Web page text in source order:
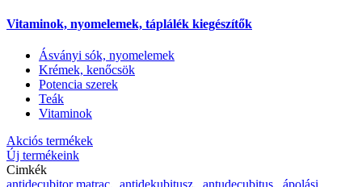
Vitaminok, nyomelemek, táplálék kiegészítők
Ásványi sók, nyomelemek
Krémek, kenőcsök
Potencia szerek
Teák
Vitaminok
Akciós termékek
Új termékeink
Cimkék